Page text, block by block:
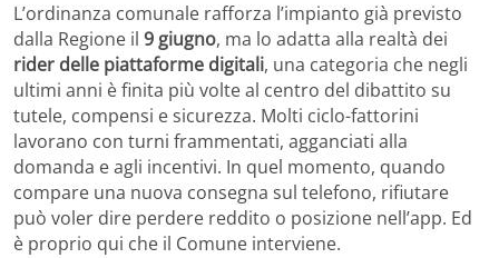
L’ordinanza comunale rafforza l’impianto già previsto
dalla Regione il 9 giugno, ma lo adatta alla realtà dei
rider delle piattaforme digitali, una categoria che negli
ultimi anni è finita più volte al centro del dibattito su
tutele, compensi e sicurezza. Molti ciclo-fattorini
lavorano con turni frammentati, agganciati alla
domanda e agli incentivi. In quel momento, quando
compare una nuova consegna sul telefono, rifiutare
può voler dire perdere reddito o posizione nell’app. Ed
è proprio qui che il Comune interviene.